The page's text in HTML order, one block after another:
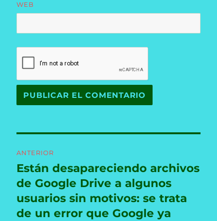
WEB
de
entradas
ANTERIOR
Entrada
anterior:
Están desapareciendo archivos
de Google Drive a algunos
usuarios sin motivos: se trata
de un error que Google ya